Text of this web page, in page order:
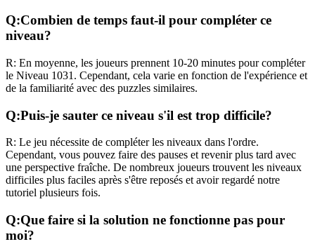
Q:Combien de temps faut-il pour compléter ce
niveau?
R: En moyenne, les joueurs prennent 10-20 minutes pour compléter
le Niveau 1031 . Cependant, cela varie en fonction de l'expérience et
de la familiarité avec des puzzles similaires.
Q:Puis-je sauter ce niveau s'il est trop difficile?
R: Le jeu nécessite de compléter les niveaux dans l'ordre.
Cependant, vous pouvez faire des pauses et revenir plus tard avec
une perspective fraîche. De nombreux joueurs trouvent les niveaux
difficiles plus faciles après s'être reposés et avoir regardé notre
tutoriel plusieurs fois.
Q:Que faire si la solution ne fonctionne pas pour
moi?